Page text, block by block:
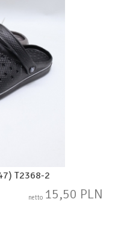
T2368-2
netto 15,50 PLN